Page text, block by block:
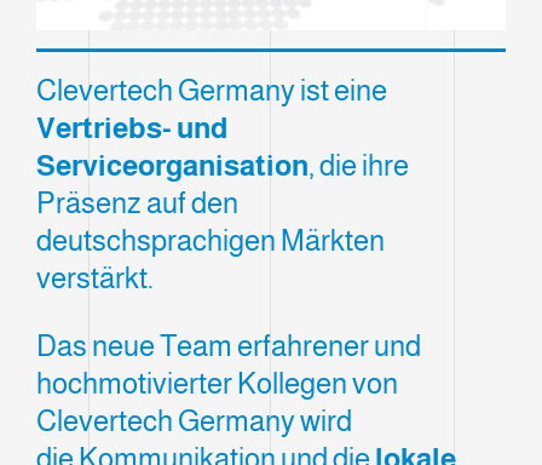
Clevertech Germany ist eine
Vertriebs- und
Serviceorganisation, die ihre
Präsenz auf den
deutschsprachigen Märkten
verstärkt.
Das neue Team erfahrener und
hochmotivierter Kollegen von
Clevertech Germany wird
die Kommunikation und die lokale